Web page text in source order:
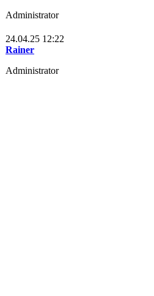
Administrator
24.04.25 12:22
Rainer
Administrator